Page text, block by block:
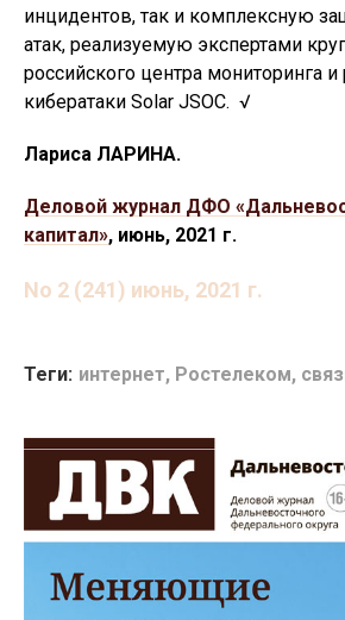
инцидентов, так и комплексную
атак, реализуемую экспертами
российского центра мониторинга и
кибератаки Solar JSOC. √
Лариса ЛАРИНА.
Деловой журнал ДФО
капитал», июнь, 2021 г.
No 2 (241) июнь, 2021 г.
Теги: интернет, Ростелеком,